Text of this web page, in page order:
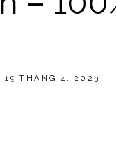
19 THÁNG 4, 2023